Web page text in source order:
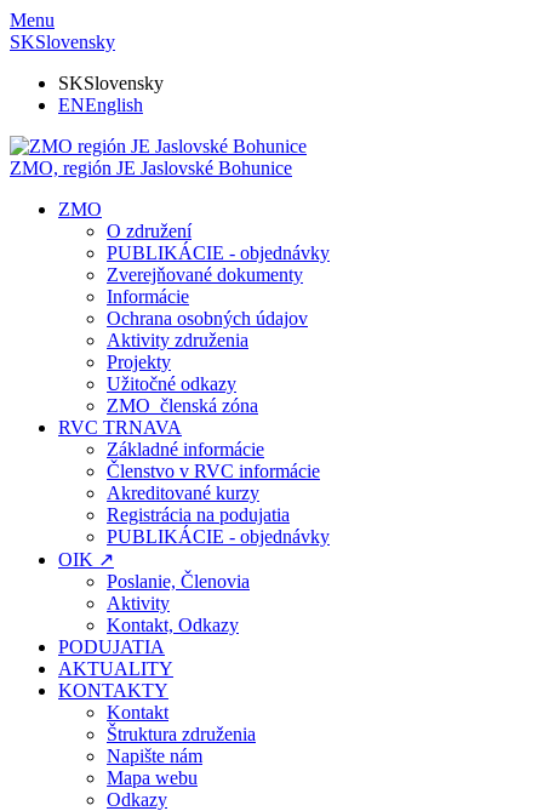
Menu
SKSlovensky
SKSlovensky
ENEnglish
ZMO, región JE Jaslovské Bohunice
ZMO
O združení
PUBLIKÁCIE - objednávky
Zverejňované dokumenty
Informácie
Ochrana osobných údajov
Aktivity združenia
Projekty
Užitočné odkazy
ZMO_členská zóna
RVC TRNAVA
Základné informácie
Členstvo v RVC informácie
Akreditované kurzy
Registrácia na podujatia
PUBLIKÁCIE - objednávky
OIK ↗
Poslanie, Členovia
Aktivity
Kontakt, Odkazy
PODUJATIA
AKTUALITY
KONTAKTY
Kontakt
Štruktura združenia
Napište nám
Mapa webu
Odkazy